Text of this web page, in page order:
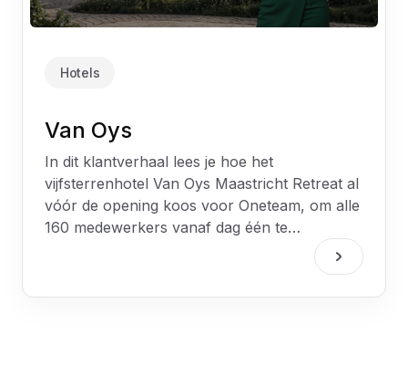
Hotels
Van Oys
In dit klantverhaal lees je hoe het
vijfsterrenhotel Van Oys Maastricht Retreat al
vóór de opening koos voor Oneteam, om alle
160 medewerkers vanaf dag één te